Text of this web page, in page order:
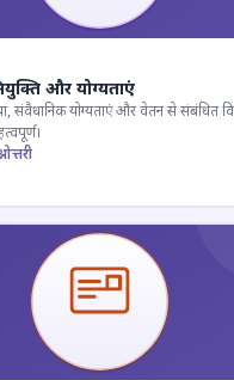
और योग्यताएं
संवैधानिक योग्यताएं और वेतन से संबंधित